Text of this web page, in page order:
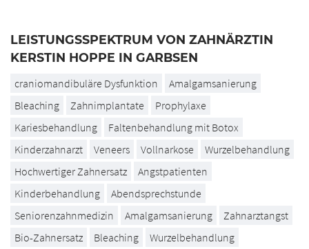
LEISTUNGSSPEKTRUM VON ZAHNÄRZTIN
KERSTIN HOPPE IN GARBSEN
craniomandibuläre Dysfunktion
Amalgamsanierung
Bleaching
Zahnimplantate
Prophylaxe
Kariesbehandlung
Faltenbehandlung mit Botox
Kinderzahnarzt
Veneers Vollnarkose
Wurzelbehandlung
Hochwertiger Zahnersatz
Angstpatienten
Kinderbehandlung
Abendsprechstunde
Seniorenzahnmedizin
Amalgamsanierung
Zahnarztangst
Bio-Zahnersatz
Bleaching
Wurzelbehandlung